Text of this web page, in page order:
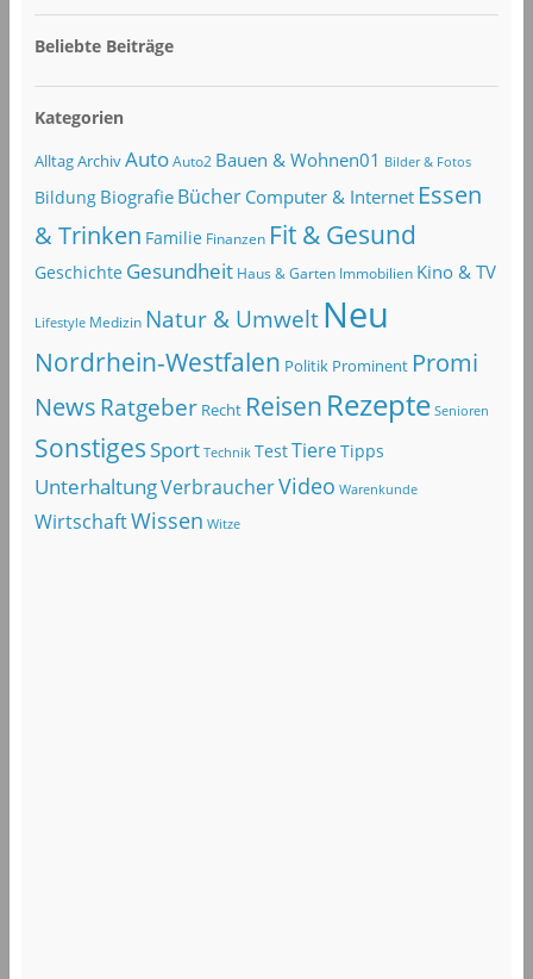
Beliebte Beiträge
Kategorien
AlltagArchivAuto Auto2 Bauen & Wohnen01 Bilder & Fotos
Bildung Biografie Bücher Computer & Internet Essen
& Trinken Familie Finanzen Fit & Gesund
Geschichte Gesundheit Haus & Garten Immobilien Kino & TV
Lifestyle Medizin Natur & Umwelt Neu
Nordrhein-Westfalen Politik Prominent Promi
NewsRatgeber Recht Reisen Rezepte Senioren
SonstigesSport Technik TestTiereTipps
UnterhaltungVerbraucherVideo Warenkunde
WirtschaftWissen Witze